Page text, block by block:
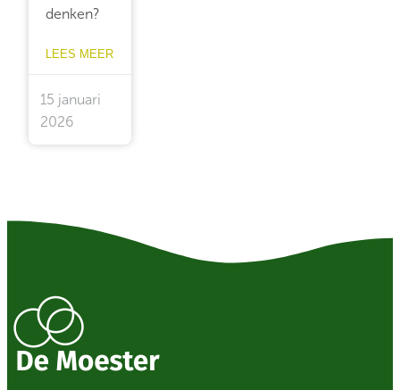
denken?
LEES MEER
15 januari
2026